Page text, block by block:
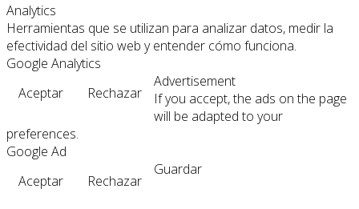
Analytics
Herramientas que se utilizan para analizar datos, medir la
efectividad del sitio web y entender cómo funciona.
Google Analytics
Aceptar
Rechazar
Advertisement
If you accept, the ads on the page
will be adapted to your
preferences.
Google Ad
Aceptar
Rechazar
Guardar